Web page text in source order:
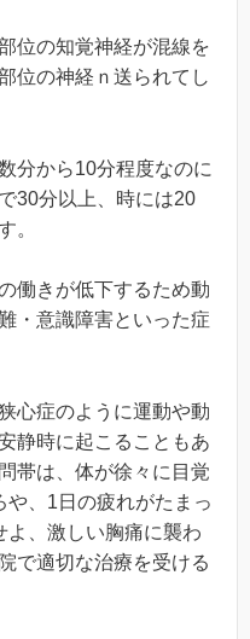
位の知覚神経が混線を
位の神経ｎ送られてし
分から10分程度なのに
30分以上、時には20
。
働きが低下するため動
・意識障害といった症
心症のように運動や動
静時に起こることもあ
帯は、体が徐々に目覚
、1日の疲れがたまっ
よ、激しい胸痛に襲わ
で適切な治療を受ける